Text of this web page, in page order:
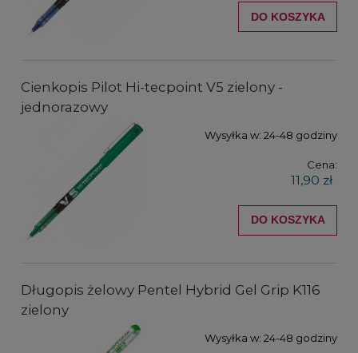
DO KOSZYKA
Cienkopis Pilot Hi-tecpoint V5 zielony -
jednorazowy
Wysyłka w: 24-48 godziny
Cena:
11,90 zł
DO KOSZYKA
Długopis żelowy Pentel Hybrid Gel Grip K116
zielony
Wysyłka w: 24-48 godziny